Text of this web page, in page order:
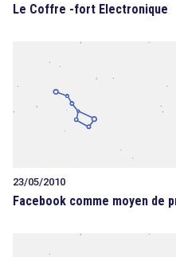
Le Coffre -fort Electronique
23/05/2010
Facebook comme moyen de